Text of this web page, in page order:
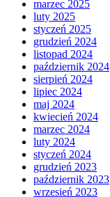
marzec 2025
luty 2025
styczeń 2025
grudzień 2024
listopad 2024
październik 2024
sierpień 2024
lipiec 2024
maj 2024
kwiecień 2024
marzec 2024
luty 2024
styczeń 2024
grudzień 2023
październik 2023
wrzesień 2023